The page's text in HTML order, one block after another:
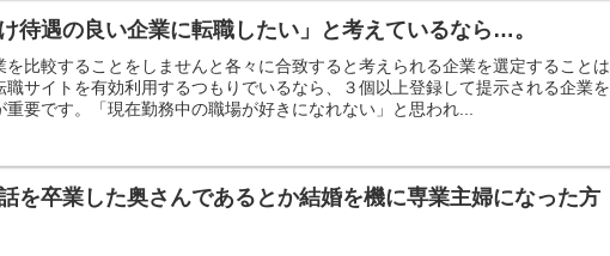
け待遇の良い企業に転職したい」と考えているなら…。
を比較することをしませんと各々に合致すると考えられる企業を選定することは
職サイトを有効利用するつもりでいるなら、３個以上登録して提示される企業を
重要です。「現在勤務中の職場が好きになれない」と思われ...
を卒業した奥さんであるとか結婚を機に専業主婦になった方